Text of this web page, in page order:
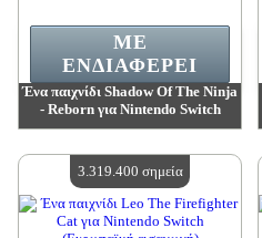
Ένα παιχνίδι Shadow Of The Ninja
- Reborn για Nintendo Switch
Διαθέσιμη ποσότητα:4
ΜΕ
ΕΝΔΙΑΦΈΡΕΙ
3.319.400 σημεία